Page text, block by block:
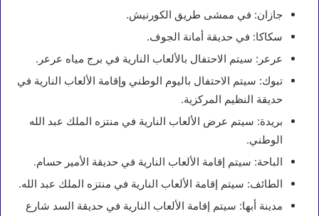
جازان: في ممشى طريق الكورنيش.
سكاكا: في حديقة أمانة الجوف.
عرعر: سيتم الاحتفال بالألعاب النارية في برج مياه عرعر.
تبوك: سيتم الاحتفال باليوم الوطني وإقامة الألعاب النارية في
حديقة النظيم المركزية.
بريدة: سيتم عرض الألعاب النارية في منتزه الملك عبد الله
الوطني.
الباحة: سيتم إقامة الألعاب النارية في حديقة الأمير حسام.
الطائف: سيتم إقامة الألعاب النارية في منتزه الملك عبد الله.
مدينة أبها: سيتم إقامة الألعاب النارية في حديقة السد شارع